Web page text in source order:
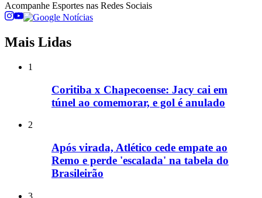
Acompanhe Esportes nas Redes Sociais
Mais Lidas
1
Coritiba x Chapecoense: Jacy cai em
túnel ao comemorar, e gol é anulado
2
Após virada, Atlético cede empate ao
Remo e perde 'escalada' na tabela do
Brasileirão
3